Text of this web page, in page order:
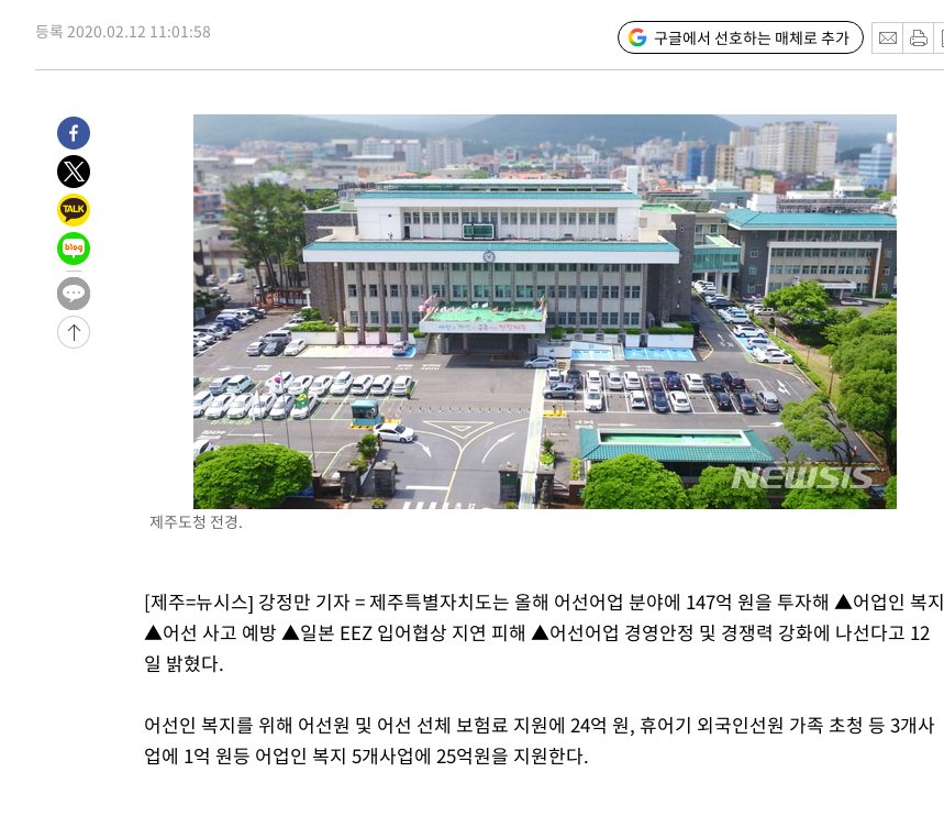
발효
-20788초 전 >[속보]트럼프, 美 원정출산 금지 행정명령 서명
-18488초 전 >[속보] 뉴욕증시, 일제 하락 마감…나스닥 0.06%↓
등록 2020.02.12 11:01:58 구글에서 선호하는 매체로 추가
제주도청 전경.
[제주=뉴시스] 강정만 기자 = 제주특별자치도는 올해 어선어업 분야에 147억 원을 투자해 ▲어업인 복지
▲어선 사고 예방 ▲일본 EEZ 입어협상 지연 피해 ▲어선어업 경영안정 및 경쟁력 강화에 나선다고 12
일 밝혔다.
어선인 복지를 위해 어선원 및 어선 선체 보험료 지원에 24억 원, 휴어기 외국인선원 가족 초청 등 3개사
업에 1억 원등 어업인 복지 5개사업에 25억원을 지원한다.